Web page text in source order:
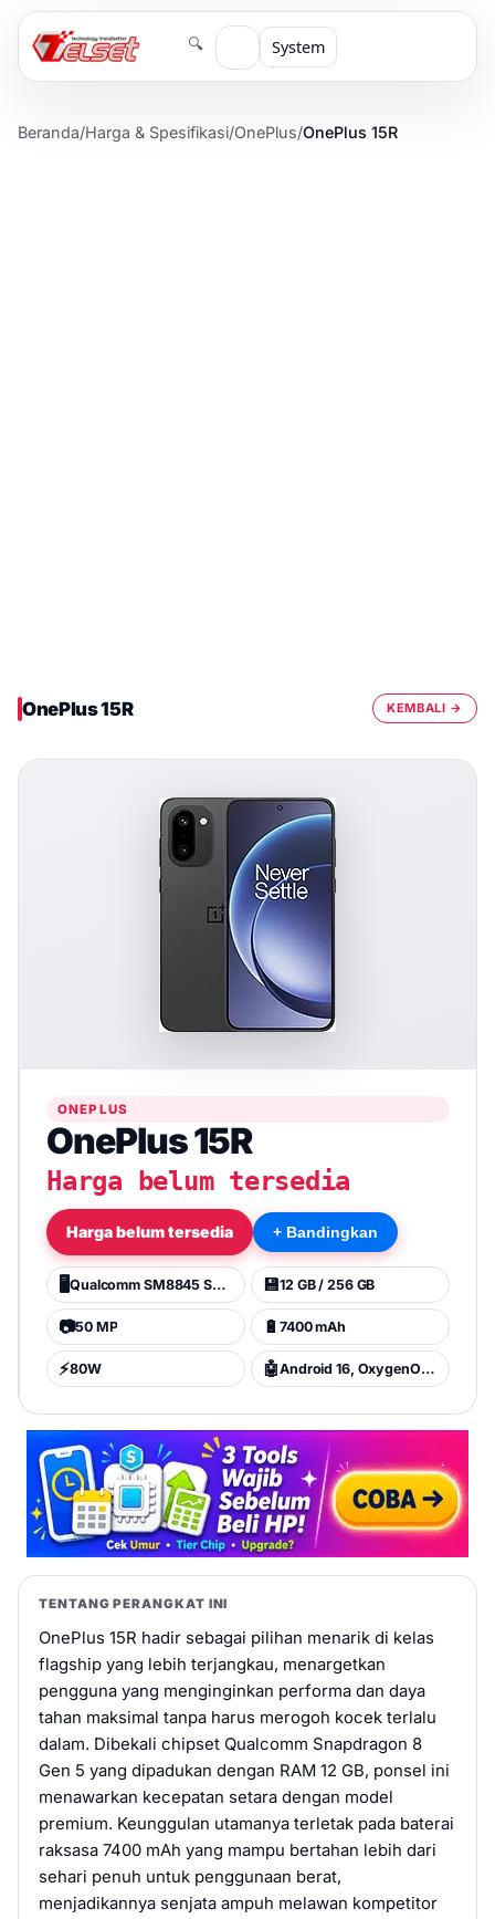
🔍 System
Beranda/Harga & Spesifikasi/OnePlus/OnePlus 15R
OnePlus 15R KEMBALI →
ONEPLUS
OnePlus 15R
Harga belum tersedia
Harga belum tersedia + Bandingkan
🖥️ Qualcomm SM8845 Snapdragon 8 Gen 5 (3 nm) 💾12 GB / 256 GB
📷50 MP 🔋 7400 mAh
⚡80W 🤖 Android 16, OxygenOS 16
TENTANG PERANGKAT INI
OnePlus 15R hadir sebagai pilihan menarik di kelas
flagship yang lebih terjangkau, menargetkan
pengguna yang menginginkan performa dan daya
tahan maksimal tanpa harus merogoh kocek terlalu
dalam. Dibekali chipset Qualcomm Snapdragon 8
Gen 5 yang dipadukan dengan RAM 12 GB, ponsel ini
menawarkan kecepatan setara dengan model
premium. Keunggulan utamanya terletak pada baterai
raksasa 7400 mAh yang mampu bertahan lebih dari
sehari penuh untuk penggunaan berat,
menjadikannya senjata ampuh melawan kompetitor